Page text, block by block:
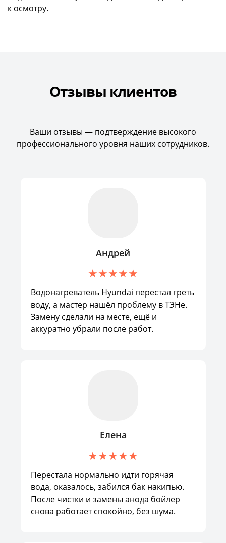
к осмотру.
Отзывы клиентов
Ваши отзывы — подтверждение высокого
профессионального уровня наших сотрудников.
Андрей
Водонагреватель Hyundai перестал греть
воду, а мастер нашёл проблему в ТЭНе.
Замену сделали на месте, ещё и
аккуратно убрали после работ.
Елена
Перестала нормально идти горячая
вода, оказалось, забился бак накипью.
После чистки и замены анода бойлер
снова работает спокойно, без шума.